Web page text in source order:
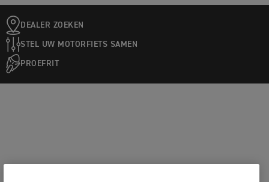
DEALER ZOEKEN
STEL UW MOTORFIETS SAMEN
PROEFRIT